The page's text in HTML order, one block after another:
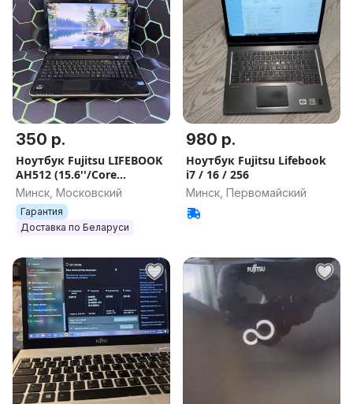
350 р.
Ноутбук Fujitsu LIFEBOOK
AH512 (15.6''/Core
i3/4GB/500GB HDD/HD
Graphics)
Минск, Московский
Гарантия
Доставка по Беларуси
980 р.
Ноутбук Fujitsu Lifebook
i7 / 16 / 256
Минск, Первомайский